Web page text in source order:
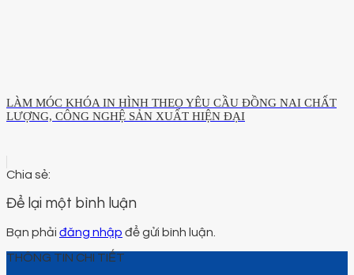
LÀM MÓC KHÓA IN HÌNH THEO YÊU CẦU ĐỒNG NAI CHẤT
LƯỢNG, CÔNG NGHỆ SẢN XUẤT HIỆN ĐẠI
Để lại một bình luận
Bạn phải đăng nhập để gửi bình luận.
THÔNG TIN CHI TIẾT